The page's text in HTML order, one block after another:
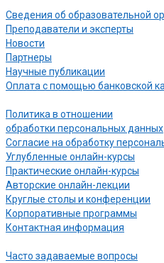
Сведения об образовательной
Преподаватели и эксперты
Новости
Партнеры
Научные публикации
Оплата с помощью банковской
Политика в отношении
обработки персональных данных
Согласие на обработку
Углубленные онлайн-курсы
Практические онлайн-курсы
Авторские онлайн-лекции
Круглые столы и конференции
Корпоративные программы
Контактная информация
Часто задаваемые вопросы